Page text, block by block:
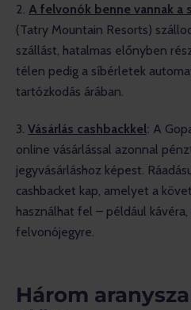
2. A felvonók benne vannak a
(Tatry Mountain Resorts)
szállást, hatalmas előnyben
télen pedig a síbérletek
tartózkodás árában.
3. Vásárlás cashbackkel: A
online vásárlással azonnal
jegyvásárláshoz képest.
cashbacket kap, amelyet a
használhat fel – például
felvonójegyre.
Három